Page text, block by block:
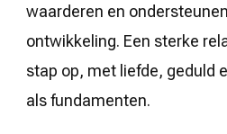
waarderen en
ontwikkeling. Een sterke
stap op, met liefde, geduld
als fundamenten.